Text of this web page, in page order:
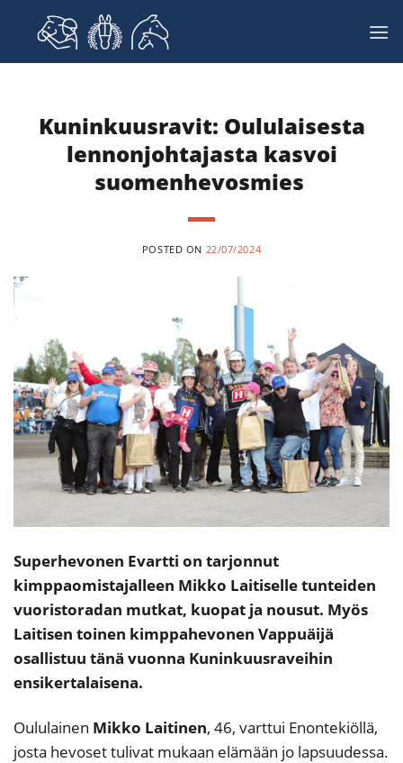
Kuninkuusravit: Oululaisesta
lennonjohtajasta kasvoi
suomenhevosmies
POSTED ON 22/07/2024
Superhevonen Evartti on tarjonnut
kimppaomistajalleen Mikko Laitiselle tunteiden
vuoristoradan mutkat, kuopat ja nousut. Myös
Laitisen toinen kimppahevonen Vappuäijä
osallistuu tänä vuonna Kuninkuusraveihin
ensikertalaisena.
Oululainen Mikko Laitinen, 46, varttui Enontekiöllä,
josta hevoset tulivat mukaan elämään jo lapsuudessa.